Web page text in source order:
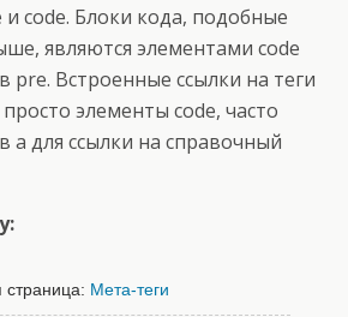
и code. Блоки кода, подобные
являются элементами code
pre. Встроенные ссылки на теги
элементы code, часто
a для ссылки на справочный
Мета-теги